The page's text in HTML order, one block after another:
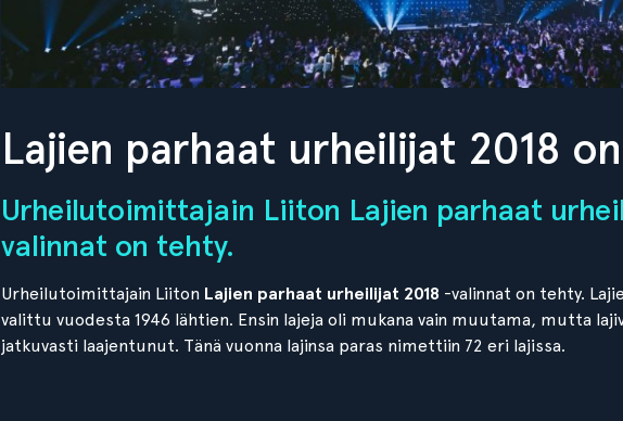
Lajien parhaat urheilijat 2018
Urheilutoimittajain Liiton Lajien parhaat
valinnat on tehty.
Urheilutoimittajain Liiton Lajien parhaat urheilijat 2018 -valinnat on tehty.
valittu vuodesta 1946 lähtien. Ensin lajeja oli mukana vain muutama, mutta
jatkuvasti laajentunut. Tänä vuonna lajinsa paras nimettiin 72 eri lajissa.